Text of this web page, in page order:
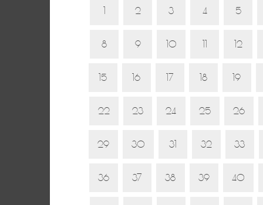
2 3 4 5
8 9 10 12
15 16 17 18 19
22 23 24 25 26
29 30 31 32 33
36 37 38 39 40